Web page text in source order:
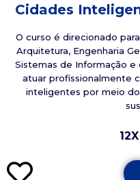
Cidades
O curso é direcionado
Arquitetura, Engenharia
Sistemas de Informação e
atuar profissionalmente
inteligentes por meio
12X